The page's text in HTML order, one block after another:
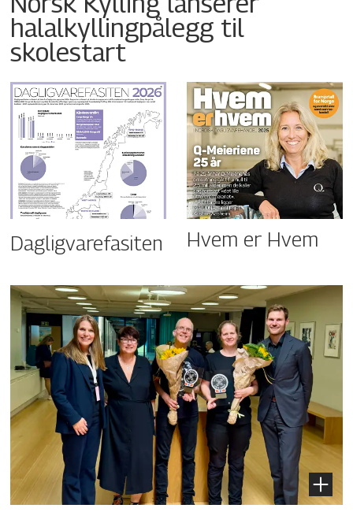
halalkyllingpålegg til
skolestart
Dagligvarefasiten Hvem er Hvem